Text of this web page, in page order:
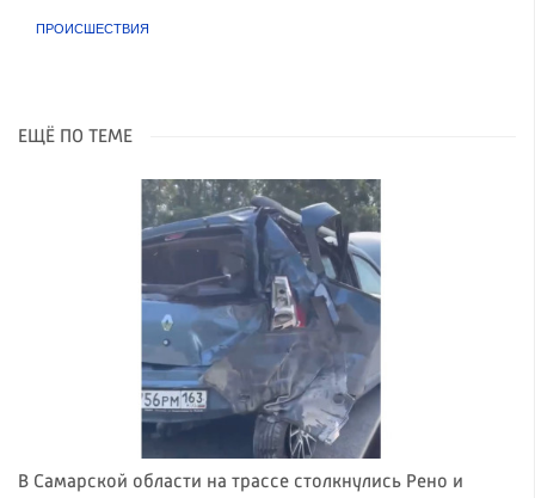
ПРОИСШЕСТВИЯ
ЕЩЁ ПО ТЕМЕ
В Самарской области на трассе столкнулись Рено и